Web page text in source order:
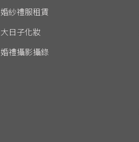
婚紗禮服租賃
大日子化妝
婚禮攝影攝錄